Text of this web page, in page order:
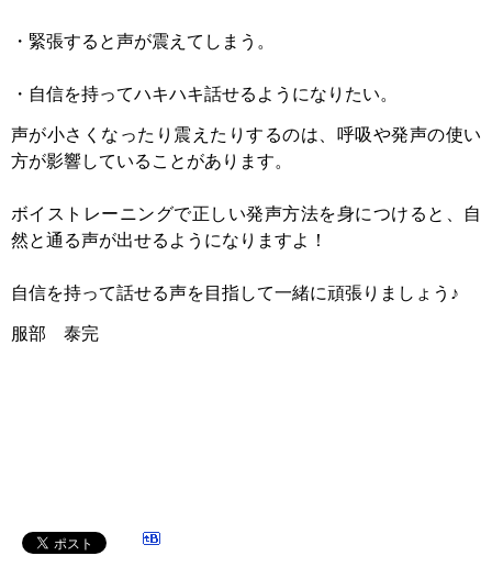
・緊張すると声が震えてしまう。
・自信を持ってハキハキ話せるようになりたい。
声が小さくなったり震えたりするのは、呼吸や発声の使い
方が影響していることがあります。
ボイストレーニングで正しい発声方法を身につけると、自
然と通る声が出せるようになりますよ！
自信を持って話せる声を目指して一緒に頑張りましょう♪
服部 泰完